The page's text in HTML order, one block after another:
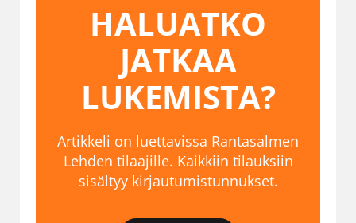
HALUATKO
JATKAA
LUKEMISTA?
Artikkeli on luettavissa Rantasalmen
Lehden tilaajille. Kaikkiin tilauksiin
sisältyy kirjautumistunnukset.